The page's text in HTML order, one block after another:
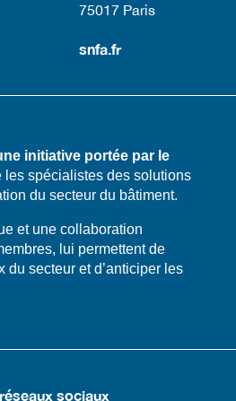
75017 Paris​
snfa.fr
initiative portée par le
spécialistes des solutions
du secteur du bâtiment.
et une collaboration
lui permettent de
du secteur et d’anticiper les
sociaux